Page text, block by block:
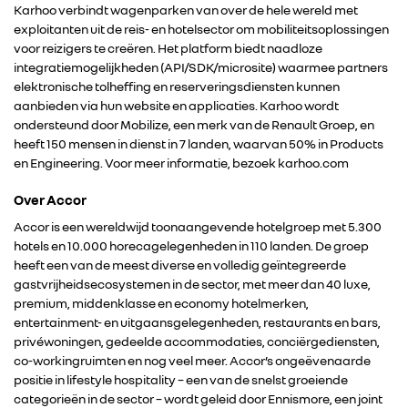
ALLIANCE
FOTO’S & VIDEO’S
IN DE MEDIA
CONTACT
Karhoo verbindt wagenparken van over de hele wereld met
exploitanten uit de reis- en hotelsector om mobiliteitsoplossingen
voor reizigers te creëren. Het platform biedt naadloze
integratiemogelijkheden (API/SDK/microsite) waarmee partners
elektronische tolheffing en reserveringsdiensten kunnen
aanbieden via hun website en applicaties. Karhoo wordt
ondersteund door Mobilize, een merk van de Renault Groep, en
heeft 150 mensen in dienst in 7 landen, waarvan 50% in Products
en Engineering. Voor meer informatie, bezoek karhoo.com
Over Accor
Accor is een wereldwijd toonaangevende hotelgroep met 5.300
hotels en 10.000 horecagelegenheden in 110 landen. De groep
heeft een van de meest diverse en volledig geïntegreerde
gastvrijheidsecosystemen in de sector, met meer dan 40 luxe,
premium, middenklasse en economy hotelmerken,
entertainment- en uitgaansgelegenheden, restaurants en bars,
privéwoningen, gedeelde accommodaties, conciërgediensten,
co-workingruimten en nog veel meer. Accor’s ongeëvenaarde
positie in lifestyle hospitality – een van de snelst groeiende
categorieën in de sector – wordt geleid door Ennismore, een joint